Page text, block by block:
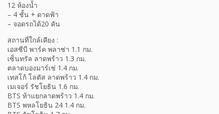
12 ห้องน้ำ
– 4 ชั้น + ดาดฟ้า
– จอดรถได้20 คัน
สถานที่ใกล้เคียง :
เอสซีบี พาร์ค พลาซ่า 1.1 กม.
เซ็นทรัล ลาดพร้าว 1.3 กม.
ตลาดบองมาร์เช่ 1.4 กม.
เทสโก้ โลตัส ลาดพร้าว 1.4 กม.
เมเจอร์ รัชโยธิน 1.6 กม.
BTS ห้าแยกลาดพร้าว 1.4 กม.
BTS พหลโยธิน 24 1.4 กม.